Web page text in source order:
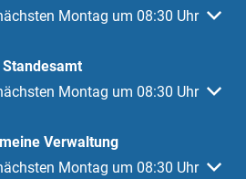
oder Schließzeiten
Montag um 08:30 Uhr
Standesamt
oder Schließzeiten
Montag um 08:30 Uhr
Verwaltung
oder Schließzeiten
Montag um 08:30 Uhr